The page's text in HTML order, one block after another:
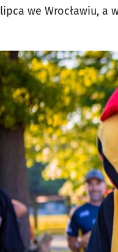
lipca we Wrocławiu, a